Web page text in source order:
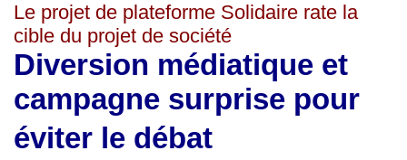
Le projet de plateforme Solidaire rate la
cible du projet de société
Diversion médiatique et
campagne surprise pour
éviter le débat